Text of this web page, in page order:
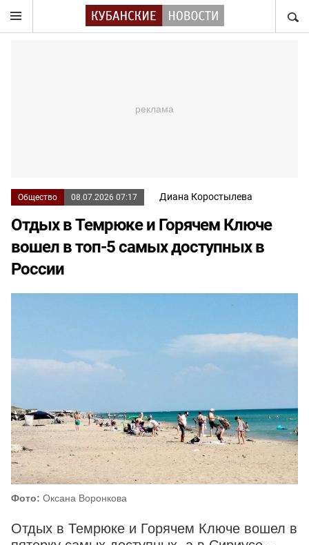
Общество 08.07.2026 07:17 Диана Коростылева
Отдых в Темрюке и Горячем Ключе
вошел в топ-5 самых доступных в
России
Фото: Оксана Воронкова
Отдых в Темрюке и Горячем Ключе вошел в